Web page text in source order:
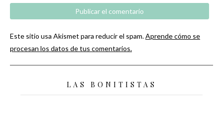
Este sitio usa Akismet para reducir el spam.Aprende cómo se
procesan los datos de tus comentarios.
LAS BONITISTAS